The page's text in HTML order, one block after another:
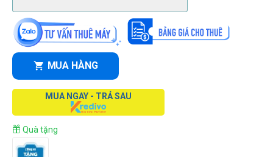
MUA HÀNG
MUA NGAY - TRẢ SAU
Quà tặng